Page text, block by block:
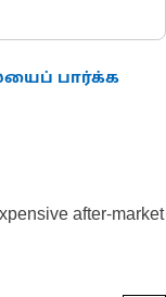
பார்க்க
after-market